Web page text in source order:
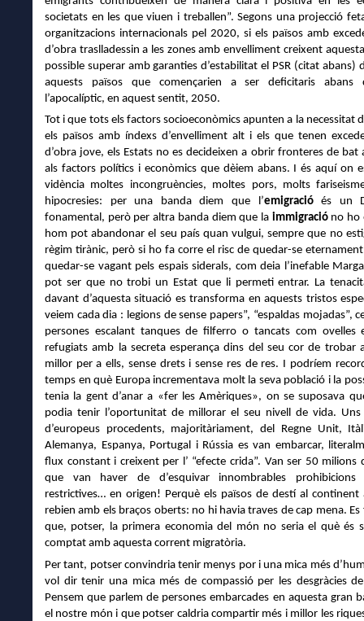
societats en les que viuen i treballen”. Segons una projecció
organitzacions internacionals pel 2020, si els països amb
d’obra traslladessin a les zones amb envelliment creixent
possible superar amb garanties d’estabilitat el PSR (citat abans)
aquests països que començarien a ser deficitaris abans
l’apocalíptic, en aquest sentit, 2050.
Tot i que tots els factors socioeconòmics apunten a la necessitat
els països amb índexs d’envelliment alt i els que tenen
d’obra jove, els Estats no es decideixen a obrir fronteres de bat
als factors polítics i econòmics que dèiem abans. I és aquí on
vidència moltes incongruències, moltes pors, molts
hipocresies: per una banda diem que l’emigracióés un
fonamental, però per altra banda diem que la immigracióno ho
hom pot abandonar el seu país quan vulgui, sempre que no
règim tirànic, però si ho fa corre el risc de quedar-se
quedar-se vagant pels espais siderals, com deia l’inefable
pot ser que no trobi un Estat que li permeti entrar. La
davant d’aquesta situació es transforma en aquests tristos
veiem cada dia : legions de sense papers”, “espaldas mojadas”,
persones escalant tanques de filferro o tancats com ovelles
refugiats amb la secreta esperança dins del seu cor de trobar
millor per a ells, sense drets i sense res de res. I podríem
temps en què Europa incrementava molt la seva població i la
tenia la gent d’anar a «fer les Amèriques», on se suposava
podia tenir l’oportunitat de millorar el seu nivell de vida.
d’europeus procedents, majoritàriament, del Regne Unit,
Alemanya, Espanya, Portugal i Rússia es van embarcar,
flux constant i creixent per l’ “efecte crida”. Van ser 50 milions
que van haver de d’esquivar innombrables
restrictives… en origen! Perquè els països de destí al continent
rebien amb els braços oberts: no hi havia traves de cap mena. Es
que, potser, la primera economia del món no seria el què és
comptat amb aquesta corrent migratòria.
Per tant, potser convindria tenir menys por i una mica més
vol dir tenir una mica més de compassió per les desgràcies
Pensem que parlem de persones embarcades en aquesta gran
el nostre món i que potser caldria compartir més i millor les